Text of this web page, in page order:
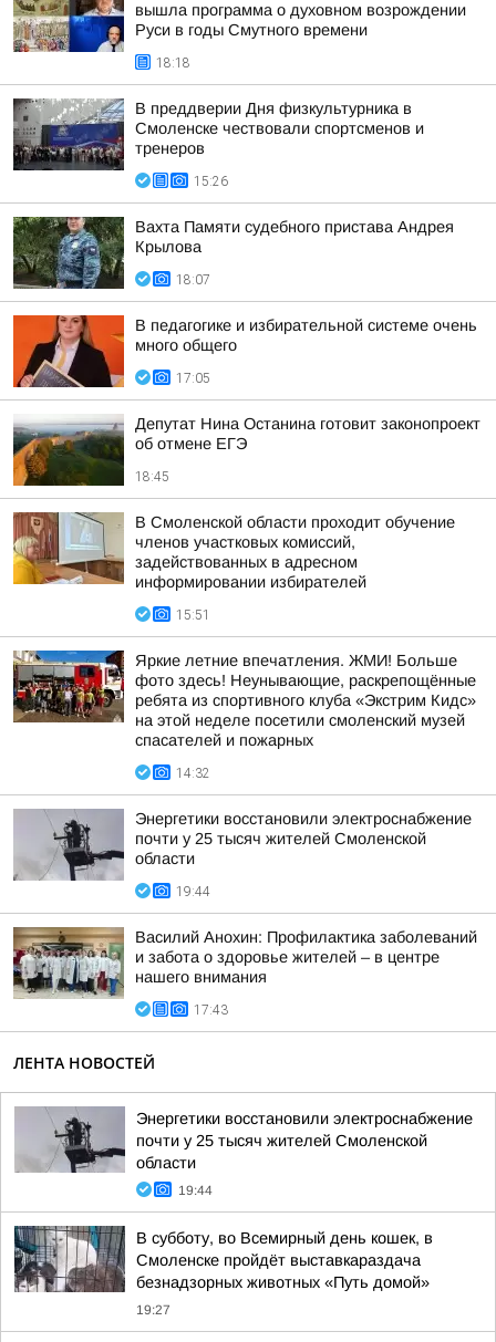
вышла программа о духовном возрождении
Руси в годы Смутного времени
18:18
В преддверии Дня физкультурника в
Смоленске чествовали спортсменов и
тренеров
15:26
Вахта Памяти судебного пристава Андрея
Крылова
18:07
В педагогике и избирательной системе очень
много общего
17:05
Депутат Нина Останина готовит законопроект
об отмене ЕГЭ
18:45
В Смоленской области проходит обучение
членов участковых комиссий,
задействованных в адресном
информировании избирателей
15:51
Яркие летние впечатления. ЖМИ! Больше
фото здесь! Неунывающие, раскрепощённые
ребята из спортивного клуба «Экстрим Кидс»
на этой неделе посетили смоленский музей
спасателей и пожарных
14:32
Энергетики восстановили электроснабжение
почти у 25 тысяч жителей Смоленской
области
19:44
Василий Анохин: Профилактика заболеваний
и забота о здоровье жителей – в центре
нашего внимания
17:43
ЛЕНТА НОВОСТЕЙ
Энергетики восстановили электроснабжение
почти у 25 тысяч жителей Смоленской
области
19:44
В субботу, во Всемирный день кошек, в
Смоленске пройдёт выставкараздача
безнадзорных животных «Путь домой»
19:27